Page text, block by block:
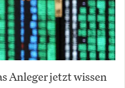
Anleger jetzt wissen